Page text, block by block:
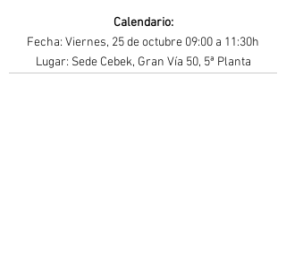
Calendario:
Fecha: Viernes, 25 de octubre 09:00 a 11:30h
Lugar: Sede Cebek, Gran Vía 50, 5ª Planta